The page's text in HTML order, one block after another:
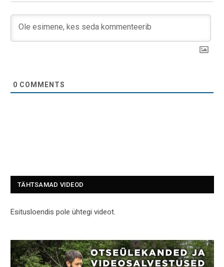
0 COMMENTS
TÄHTSAMAD VIDEOD
Esitusloendis pole ühtegi videot.